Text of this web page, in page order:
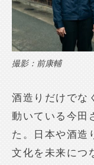
撮影：前康輔
酒造りだけでな
動いている今田
た。日本や酒造
文化を未来につ